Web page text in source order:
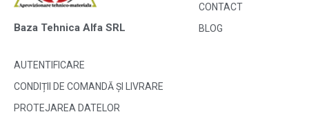
Baza Tehnica Alfa SRL
CONTACT
BLOG
AUTENTIFICARE
CONDIȚII DE COMANDĂ ȘI LIVRARE
PROTEJAREA DATELOR